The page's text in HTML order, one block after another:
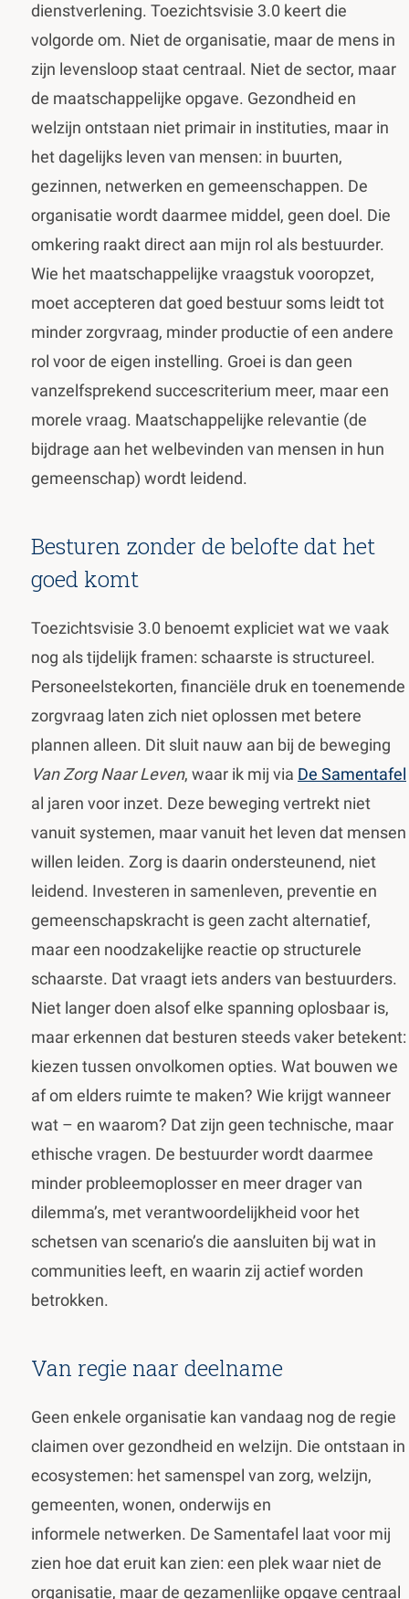
dienstverlening. Toezichtsvisie 3.0 keert die
volgorde om. Niet de organisatie, maar de mens in
zijn levensloop staat centraal. Niet de sector, maar
de maatschappelijke opgave. Gezondheid en
welzijn ontstaan niet primair in instituties, maar in
het dagelijks leven van mensen: in buurten,
gezinnen, netwerken en gemeenschappen. De
organisatie wordt daarmee middel, geen doel. Die
omkering raakt direct aan mijn rol als bestuurder.
Wie het maatschappelijke vraagstuk vooropzet,
moet accepteren dat goed bestuur soms leidt tot
minder zorgvraag, minder productie of een andere
rol voor de eigen instelling. Groei is dan geen
vanzelfsprekend succescriterium meer, maar een
morele vraag. Maatschappelijke relevantie (de
bijdrage aan het welbevinden van mensen in hun
gemeenschap) wordt leidend.
Besturen zonder de belofte dat het
goed komt
Toezichtsvisie 3.0 benoemt expliciet wat we vaak
nog als tijdelijk framen: schaarste is structureel.
Personeelstekorten, financiële druk en toenemende
zorgvraag laten zich niet oplossen met betere
plannen alleen. Dit sluit nauw aan bij de beweging
Van Zorg Naar Leven, waar ik mij via De Samentafel
al jaren voor inzet. Deze beweging vertrekt niet
vanuit systemen, maar vanuit het leven dat mensen
willen leiden. Zorg is daarin ondersteunend, niet
leidend. Investeren in samenleven, preventie en
gemeenschapskracht is geen zacht alternatief,
maar een noodzakelijke reactie op structurele
schaarste. Dat vraagt iets anders van bestuurders.
Niet langer doen alsof elke spanning oplosbaar is,
maar erkennen dat besturen steeds vaker betekent:
kiezen tussen onvolkomen opties. Wat bouwen we
af om elders ruimte te maken? Wie krijgt wanneer
wat – en waarom? Dat zijn geen technische, maar
ethische vragen. De bestuurder wordt daarmee
minder probleemoplosser en meer drager van
dilemma’s, met verantwoordelijkheid voor het
schetsen van scenario’s die aansluiten bij wat in
communities leeft, en waarin zij actief worden
betrokken.
Van regie naar deelname
Geen enkele organisatie kan vandaag nog de regie
claimen over gezondheid en welzijn. Die ontstaan in
ecosystemen: het samenspel van zorg, welzijn,
gemeenten, wonen, onderwijs en
informele netwerken. De Samentafel laat voor mij
zien hoe dat eruit kan zien: een plek waar niet de
organisatie, maar de gezamenlijke opgave centraal